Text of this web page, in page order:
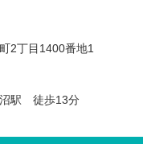
2丁目1400番地1
駅 徒歩13分